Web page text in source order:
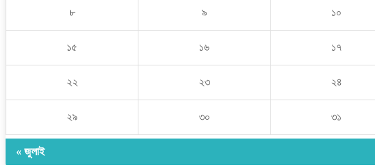
৮ ৯ ১০
১৫ ১৬ ১৭
২২ ২৩ ২৪
২৯ ৩০ ৩১
« জুলাই